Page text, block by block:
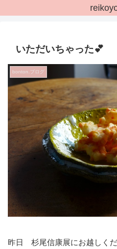
いただいちゃった💕
bonton.ブログ
昨日 杉尾信康展にお越しく